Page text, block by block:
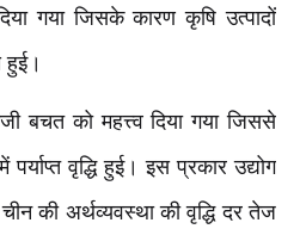
गया जिसके कारण कृषि उत्पादों
हुई।
बचत को महत्त्व दिया गया जिससे
पर्याप्त वृद्धि हुई। इस प्रकार उद्योग
की अर्थव्यवस्था की वृद्धि दर तेज